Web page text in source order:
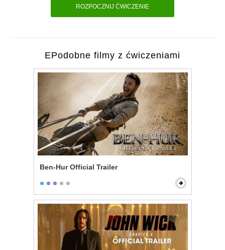
ROZPOCZNIJ ĆWICZENIE
EPodobne filmy z ćwiczeniami
Ben-Hur Official Trailer